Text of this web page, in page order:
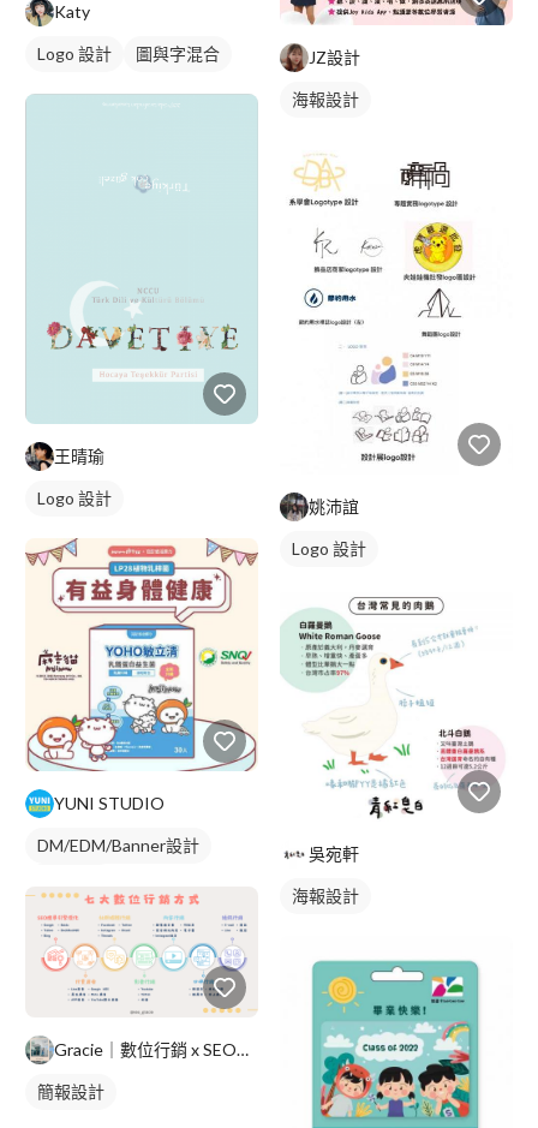
Katy
Logo 設計 圖與字混合
王晴瑜
Logo 設計
YUNI STUDIO
DM/EDM/Banner設計
Gracie｜數位行銷 x SEO優化
簡報設計
JZ設計
海報設計
姚沛誼
Logo 設計
吳宛軒
海報設計